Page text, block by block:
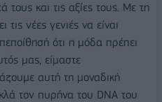
τους και τις αξίες τους. Με τη
νέες γενιές να είναι
ότι η μόδα πρέπει
μας, είμαστε
αυτή τη μοναδική
τον πυρήνα του DNA του